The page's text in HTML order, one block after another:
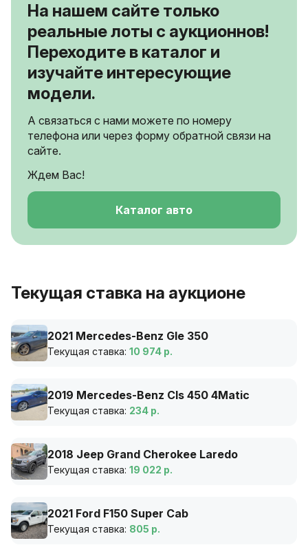
На нашем сайте только
реальные лоты с аукционнов!
Переходите в каталог и
изучайте интересующие
модели.
А связаться с нами можете по номеру
телефона или через форму обратной связи на
сайте.
Ждем Вас!
Каталог авто
Текущая ставка на аукционе
2021 Mercedes-Benz Gle 350
Текущая ставка: 10 974 р.
2019 Mercedes-Benz Cls 450 4Matic
Текущая ставка: 234 р.
2018 Jeep Grand Cherokee Laredo
Текущая ставка: 19 022 р.
2021 Ford F150 Super Cab
Текущая ставка: 805 р.